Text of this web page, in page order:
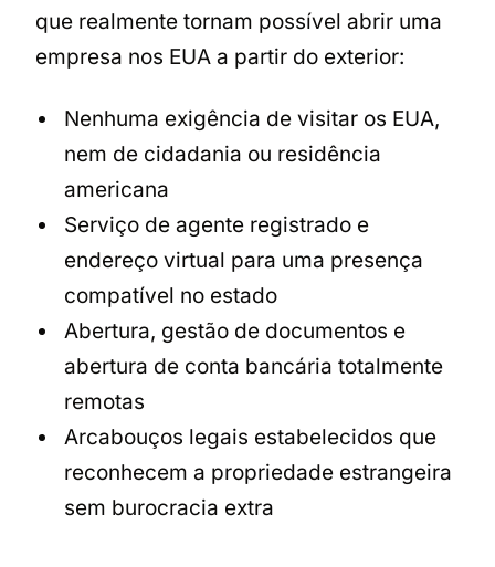
que realmente tornam possível abrir uma
empresa nos EUA a partir do exterior:
Nenhuma exigência de visitar os EUA,
nem de cidadania ou residência
americana
Serviço de agente registrado e
endereço virtual para uma presença
compatível no estado
Abertura, gestão de documentos e
abertura de conta bancária totalmente
remotas
Arcabouços legais estabelecidos que
reconhecem a propriedade estrangeira
sem burocracia extra